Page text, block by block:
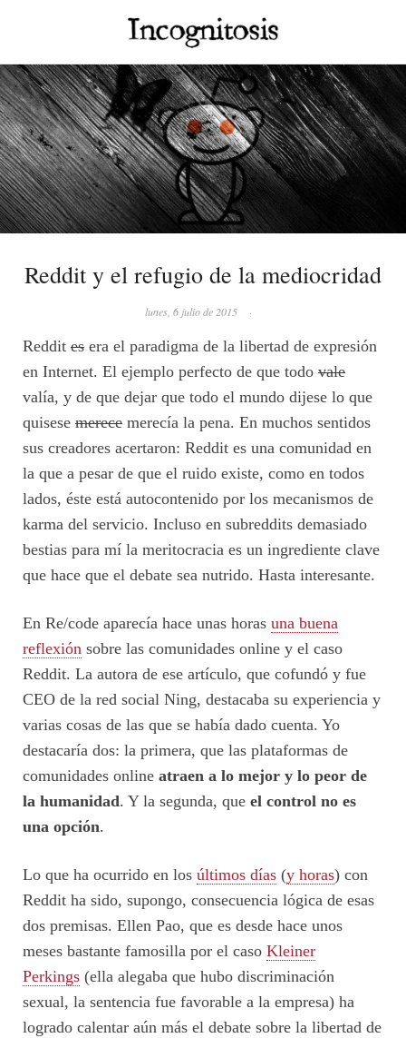
Reddit y el refugio de la mediocridad
lunes, 6 julio de 2015 ·
Reddit es era el paradigma de la libertad de expresión
en Internet. El ejemplo perfecto de que todo vale
valía, y de que dejar que todo el mundo dijese lo que
quisese merece merecía la pena. En muchos sentidos
sus creadores acertaron: Reddit es una comunidad en
la que a pesar de que el ruido existe, como en todos
lados, éste está autocontenido por los mecanismos de
karma del servicio. Incluso en subreddits demasiado
bestias para mí la meritocracia es un ingrediente clave
que hace que el debate sea nutrido. Hasta interesante.
En Re/code aparecía hace unas horas una buena
reflexión sobre las comunidades online y el caso
Reddit. La autora de ese artículo, que cofundó y fue
CEO de la red social Ning, destacaba su experiencia y
varias cosas de las que se había dado cuenta. Yo
destacaría dos: la primera, que las plataformas de
comunidades online atraen a lo mejor y lo peor de
la humanidad. Y la segunda, que el control no es
una opción.
Lo que ha ocurrido en los últimos días (y horas) con
Reddit ha sido, supongo, consecuencia lógica de esas
dos premisas. Ellen Pao, que es desde hace unos
meses bastante famosilla por el caso Kleiner
Perkings (ella alegaba que hubo discriminación
sexual, la sentencia fue favorable a la empresa) ha
logrado calentar aún más el debate sobre la libertad de